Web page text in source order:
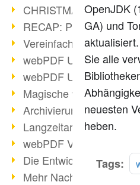
CHRISTMAS 2022
RECAP: PDF Days
Vereinfachung
webPDF Update
webPDF Update
Magische webPDF
Archivierung:
Langzeitarchivierung mit
webPDF Video - Behind
Die Entwicklung von
Mehr Nachhaltigkeit
OpenJDK
GA) und
Sie alle
neuesten
heben.
Tags: